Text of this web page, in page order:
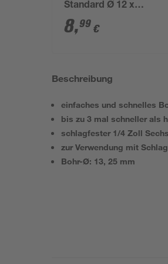
Standard Ø 12 x
96/151 mm
8,99 €
Beschreibung
einfaches und schnelles
bis zu 3 mal schneller als
schlagfester 1/4 Zoll
zur Verwendung mit
Bohr-Ø: 13, 25 mm